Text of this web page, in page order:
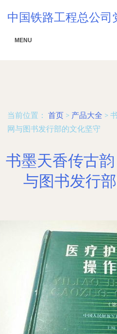
中国铁路工程总公司
MENU
当前位置： 首页 > 产品大全 >
网与图书发行部的文化坚守
书墨天香传古
与图书发行